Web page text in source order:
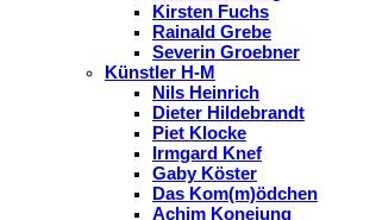
Kirsten Fuchs
Rainald Grebe
Severin Groebner
Künstler H-M
Nils Heinrich
Dieter Hildebrandt
Piet Klocke
Irmgard Knef
Gaby Köster
Das Kom(m)ödchen
Achim Konejung